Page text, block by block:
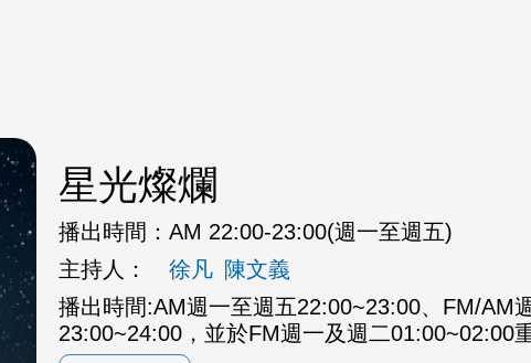
星光燦爛
播出時間： AM 22:00-23:00(週一至週五)
主持人：
徐凡 陳文義
播出時間:AM週一至週五22:00~23:00、FM/AM
23:00~24:00，並於FM週一及週二01:00~02:00